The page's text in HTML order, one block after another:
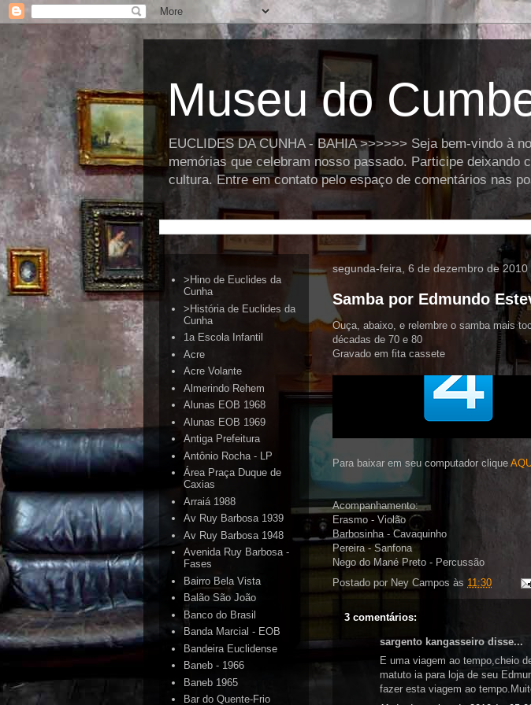
Museu do
EUCLIDES DA CUNHA - BAHIA >>>>>> Seja bem-vindo à
memórias que celebram nosso passado. Participe
cultura. Entre em contato pelo espaço de comentários nas
segunda-feira, 6 de dezembro de 2010
Samba por Edmundo
Ouça, abaixo, e relembre o samba mais
décadas de 70 e 80
Gravado em fita cassete
Para baixar em seu computador clique
Acompanhamento:
Erasmo - Violão
Barbosinha - Cavaquinho
Pereira - Sanfona
Nego do Mané Preto - Percussão
Postado por Ney Campos às 11:30
3 comentários:
sargento kangasseiro disse...
E uma viagem ao tempo,cheio
matuto ia para loja de seu
fazer esta viagem ao
>Hino de Euclides da
Cunha
>História de Euclides da
Cunha
1a Escola Infantil
Acre
Acre Volante
Almerindo Rehem
Alunas EOB 1968
Alunas EOB 1969
Antiga Prefeitura
Antônio Rocha - LP
Área Praça Duque de
Caxias
Arraiá 1988
Av Ruy Barbosa 1939
Av Ruy Barbosa 1948
Avenida Ruy Barbosa -
Fases
Bairro Bela Vista
Balão São João
Banco do Brasil
Banda Marcial - EOB
Bandeira Euclidense
Baneb - 1966
Baneb 1965
Bar do Quente-Frio